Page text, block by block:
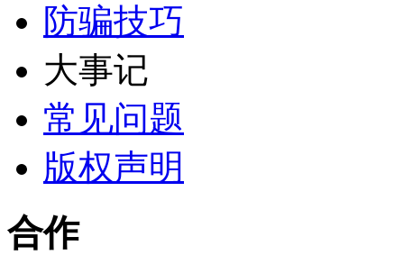
防骗技巧
大事记
常见问题
版权声明
合作